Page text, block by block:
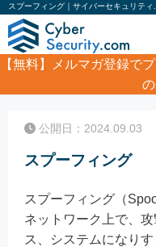
スプーフィング｜サイバーセキュリティ
【無料】
メルマガ登録で
ス
公開日：2024.09.03
スプーフィング
スプーフィング（
ネットワーク上で、
ス、システムになり